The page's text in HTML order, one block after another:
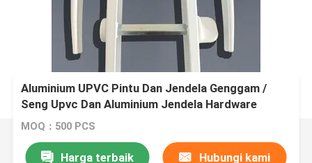
Aluminium UPVC Pintu Dan Jendela Genggam /
Seng Upvc Dan Aluminium Jendela Hardware
MOQ：500 PCS
Harga terbaik Hubungi kami